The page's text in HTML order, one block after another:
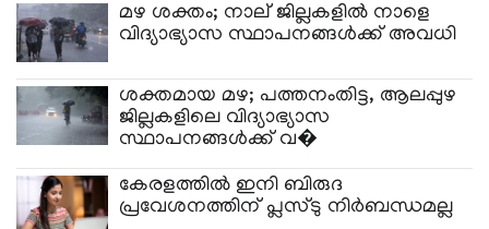
മഴ ശക്തം; നാല് ജില്ലകളിൽ നാളെ
വിദ്യാഭ്യാസ സ്ഥാപനങ്ങൾക്ക് അവധി
ശക്തമായ മഴ; പത്തനംതിട്ട, ആലപ്പുഴ
ജില്ലകളിലെ വിദ്യാഭ്യാസ
സ്ഥാപനങ്ങൾക്ക് വ�
കേരളത്തിൽ ഇനി ബിരുദ
പ്രവേശനത്തിന് പ്ലസ്ടു നിർബന്ധമല്ല